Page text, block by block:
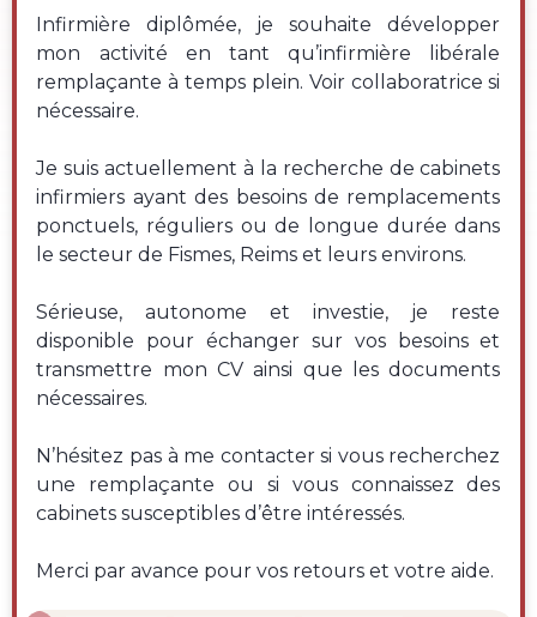
Infirmière diplômée, je souhaite développer
mon activité en tant qu’infirmière libérale
remplaçante à temps plein. Voir collaboratrice si
nécessaire.
Je suis actuellement à la recherche de cabinets
infirmiers ayant des besoins de remplacements
ponctuels, réguliers ou de longue durée dans
le secteur de Fismes, Reims et leurs environs.
Sérieuse, autonome et investie, je reste
disponible pour échanger sur vos besoins et
transmettre mon CV ainsi que les documents
nécessaires.
N’hésitez pas à me contacter si vous recherchez
une remplaçante ou si vous connaissez des
cabinets susceptibles d’être intéressés.
Merci par avance pour vos retours et votre aide.